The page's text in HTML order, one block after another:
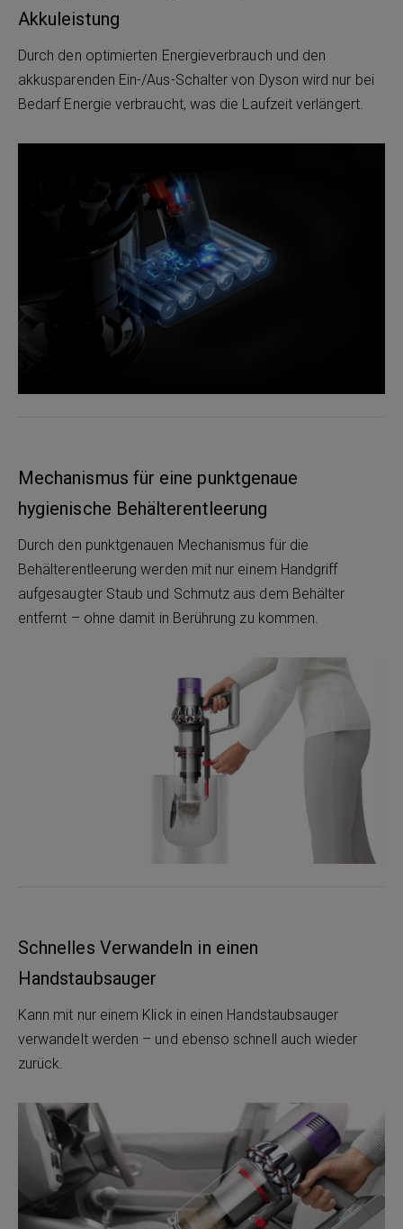
Akkuleistung
Durch den optimierten Energieverbrauch und den
akkusparenden Ein-/Aus-Schalter von Dyson wird nur bei
Bedarf Energie verbraucht, was die Laufzeit verlängert.
Mechanismus für eine punktgenaue
hygienische Behälterentleerung
Durch den punktgenauen Mechanismus für die
Behälterentleerung werden mit nur einem Handgriff
aufgesaugter Staub und Schmutz aus dem Behälter
entfernt – ohne damit in Berührung zu kommen.
Schnelles Verwandeln in einen
Handstaubsauger
Kann mit nur einem Klick in einen Handstaubsauger
verwandelt werden – und ebenso schnell auch wieder
zurück.